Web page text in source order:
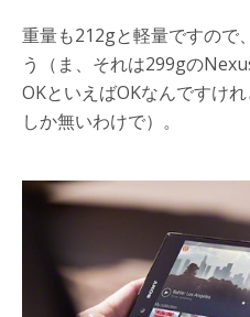
重量も212gと軽量ですので
う（ま、それは299gの
OKといえばOKなんですけ
しか無いわけで）。